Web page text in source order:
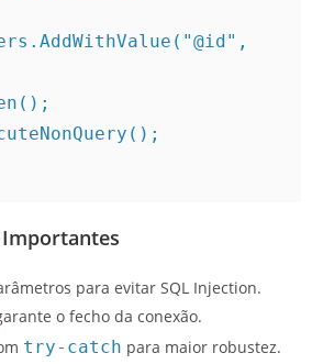
para evitar SQL Injection.
o fecho da conexão.
try-catch para maior robustez.